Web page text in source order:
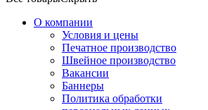
О компании
Условия и цены
Печатное производство
Швейное производство
Вакансии
Баннеры
Политика обработки